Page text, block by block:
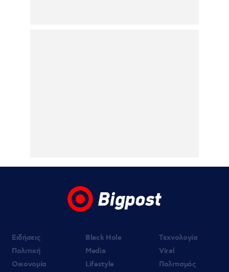
Ειδήσεις
Πολιτική
Οικονομία
Black Hole
Media
Lifestyle
Τεχνολογία
Viral
Πολιτισμός